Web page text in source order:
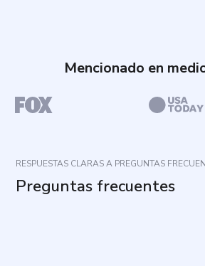
Mencionado en
RESPUESTAS CLARAS A PREGUNTAS
Preguntas frecuentes